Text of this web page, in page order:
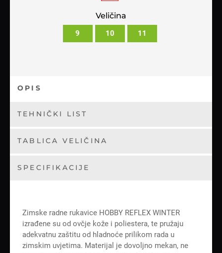
Veličina
9 10 11
OPIS
TEHNIČKI LIST
TABLICA VELIČINA
SPECIFIKACIJE
Zimske radne rukavice HOBBY REFLEX WINTER
izrađene su od ovčje kože i poliestera, te pružaju
adekvatnu zaštitu od hladnoće prilikom rada u
zimskim uvjetima. Materijal je dovoljno mekan, ne